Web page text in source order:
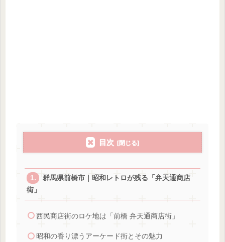
目次
群馬県前橋市｜昭和レトロが残る「弁天通商店
街」
西民商店街のロケ地は「前橋 弁天通商店街」
昭和の香り漂うアーケード街とその魅力